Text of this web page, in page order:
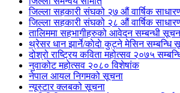
जिल्ला सहकारी संघको २७ औं वार्षिक
जिल्ला सहकारी संघको २८ औं वार्षिक
तालिममा सहभागीहरुको आवेदन सम्बन्धी
थ्रेसर धान झार्ने/काेदाे कुट्ने मेसिन सम्बन्धि
दोश्रो राष्ट्रिय कविता महोत्सव २०७५
नुवाकोट महोत्सव २०८० विशेषांक
नेपाल आयल निगमको सूचना
न्यूस्टार क्लबको सूचना